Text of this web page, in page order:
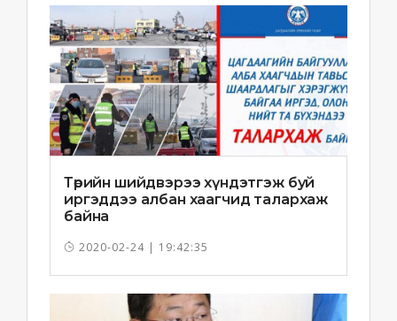
Төрийн шийдвэрээ хүндэтгэж буй
иргэддээ албан хаагчид талархаж
байна
2020-02-24 | 19:42:35